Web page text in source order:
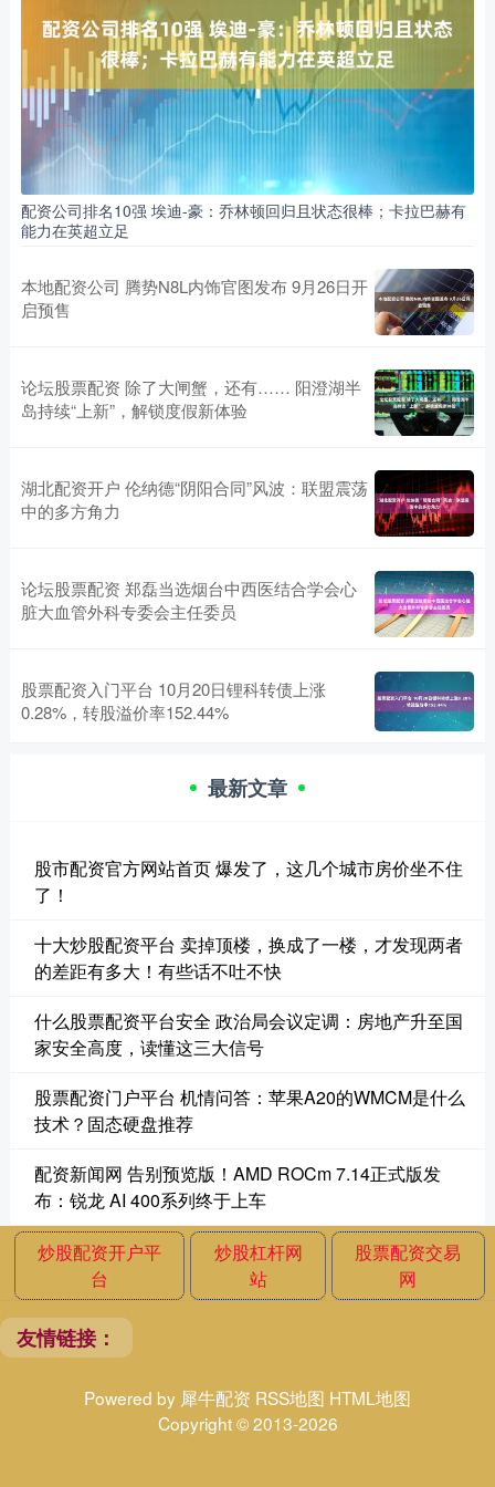
配资公司排名10强 埃迪-豪：乔林顿回归且状态很棒；卡拉巴赫有
能力在英超立足
本地配资公司 腾势N8L内饰官图发布 9月26日开
启预售
论坛股票配资 除了大闸蟹，还有…… 阳澄湖半
岛持续“上新”，解锁度假新体验
湖北配资开户 伦纳德“阴阳合同”风波：联盟震荡
中的多方角力
论坛股票配资 郑磊当选烟台中西医结合学会心
脏大血管外科专委会主任委员
股票配资入门平台 10月20日锂科转债上涨
0.28%，转股溢价率152.44%
最新文章
股市配资官方网站首页 爆发了，这几个城市房价坐不住
了！
十大炒股配资平台 卖掉顶楼，换成了一楼，才发现两者
的差距有多大！有些话不吐不快
什么股票配资平台安全 政治局会议定调：房地产升至国
家安全高度，读懂这三大信号
股票配资门户平台 机情问答：苹果A20的WMCM是什么
技术？固态硬盘推荐
配资新闻网 告别预览版！AMD ROCm 7.14正式版发
布：锐龙 AI 400系列终于上车
炒股配资开户平
台
炒股杠杆网
站
股票配资交易
网
友情链接：
Powered by 犀牛配资 RSS地图 HTML地图
Copyright© 2013-2026